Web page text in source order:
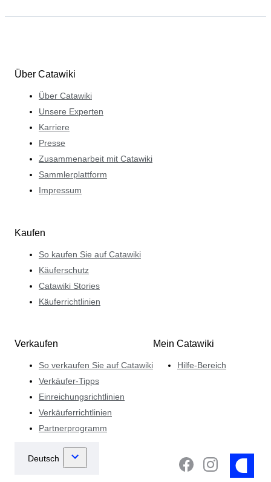
Über Catawiki
Über Catawiki
Unsere Experten
Karriere
Presse
Zusammenarbeit mit Catawiki
Sammlerplattform
Impressum
Kaufen
So kaufen Sie auf Catawiki
Käuferschutz
Catawiki Stories
Käuferrichtlinien
Verkaufen
So verkaufen Sie auf Catawiki
Verkäufer-Tipps
Einreichungsrichtlinien
Verkäuferrichtlinien
Partnerprogramm
Mein Catawiki
Hilfe-Bereich